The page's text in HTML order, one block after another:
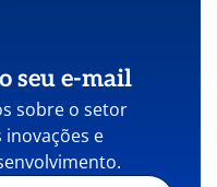
seu e-mail
sobre o setor
e